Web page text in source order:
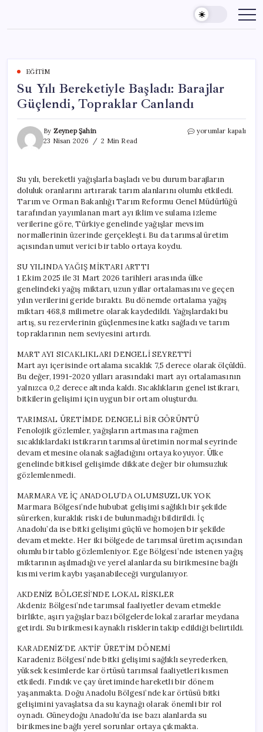
content
EĞITIM
Su Yılı Bereketiyle Başladı: Barajlar
Güçlendi, Topraklar Canlandı
By Zeynep Şahin
23 Nisan 2026
2 Min Read
Su
Güçlendi,
Topraklar
Canlandı
için
yorumlar kapalı
Su yılı, bereketli yağışlarla başladı ve bu durum barajların
doluluk oranlarını artırarak tarım alanlarını olumlu etkiledi.
Tarım ve Orman Bakanlığı Tarım Reformu Genel Müdürlüğü
tarafından yayımlanan mart ayı iklim ve sulama izleme
verilerine göre, Türkiye genelinde yağışlar mevsim
normallerinin üzerinde gerçekleşti. Bu da tarımsal üretim
açısından umut verici bir tablo ortaya koydu.
SU YILINDA YAĞIŞ MİKTARI ARTTI
1 Ekim 2025 ile 31 Mart 2026 tarihleri arasında ülke
genelindeki yağış miktarı, uzun yıllar ortalamasını ve geçen
yılın verilerini geride bıraktı. Bu dönemde ortalama yağış
miktarı 468,8 milimetre olarak kaydedildi. Yağışlardaki bu
artış, su rezervlerinin güçlenmesine katkı sağladı ve tarım
topraklarının nem seviyesini artırdı.
MART AYI SICAKLIKLARI DENGELİ SEYRETTİ
Mart ayı içerisinde ortalama sıcaklık 7,5 derece olarak ölçüldü.
Bu değer, 1991-2020 yılları arasındaki mart ayı ortalamasının
yalnızca 0,2 derece altında kaldı. Sıcaklıkların genel istikrarı,
bitkilerin gelişimi için uygun bir ortam oluşturdu.
TARIMSAL ÜRETİMDE DENGELİ BİR GÖRÜNTÜ
Fenolojik gözlemler, yağışların artmasına rağmen
sıcaklıklardaki istikrarın tarımsal üretimin normal seyrinde
devam etmesine olanak sağladığını ortaya koyuyor. Ülke
genelinde bitkisel gelişimde dikkate değer bir olumsuzluk
gözlemlenmedi.
MARMARA VE İÇ ANADOLU’DA OLUMSUZLUK YOK
Marmara Bölgesi’nde hububat gelişimi sağlıklı bir şekilde
sürerken, kuraklık riski de bulunmadığı bildirildi. İç
Anadolu’da ise bitki gelişimi güçlü ve homojen bir şekilde
devam etmekte. Her iki bölgede de tarımsal üretim açısından
olumlu bir tablo gözlemleniyor. Ege Bölgesi’nde istenen yağış
miktarının aşılmadığı ve yerel alanlarda su birikmesine bağlı
kısmi verim kaybı yaşanabileceği vurgulanıyor.
AKDENİZ BÖLGESİ’NDE LOKAL RİSKLER
Akdeniz Bölgesi’nde tarımsal faaliyetler devam etmekle
birlikte, aşırı yağışlar bazı bölgelerde lokal zararlar meydana
getirdi. Su birikmesi kaynaklı risklerin takip edildiği belirtildi.
KARADENİZ’DE AKTİF ÜRETİM DÖNEMİ
Karadeniz Bölgesi’nde bitki gelişimi sağlıklı seyrederken,
yüksek kesimlerde kar örtüsü tarımsal faaliyetleri kısmen
etkiledi. Fındık ve çay üretiminde hareketli bir dönem
yaşanmakta. Doğu Anadolu Bölgesi’nde kar örtüsü bitki
gelişimini yavaşlatsa da su kaynağı olarak önemli bir rol
oynadı. Güneydoğu Anadolu’da ise bazı alanlarda su
birikmesine bağlı yerel sorunlar ortaya çıkmakta.